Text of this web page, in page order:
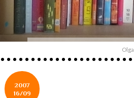
Olga
2007
16/09